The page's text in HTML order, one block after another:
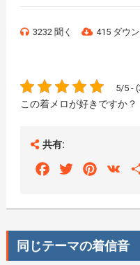
3232 聞く 415 ダウ
5/5 -
この着メロが好きですか？
共有:
FacebookTwitter VK
同じテーマの着信音